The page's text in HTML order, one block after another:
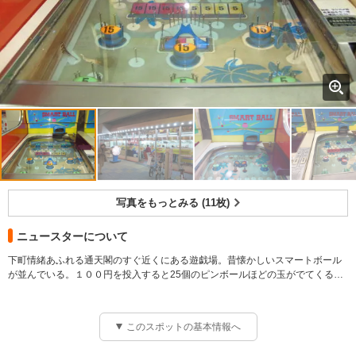
写真をもっとみる (11枚)
ニュースターについて
下町情緒あふれる通天閣のすぐ近くにある遊戯場。昔懐かしいスマートボール
が並んでいる。１００円を投入すると25個のピンボールほどの玉がでてくる。
このスポットの基本情報へ